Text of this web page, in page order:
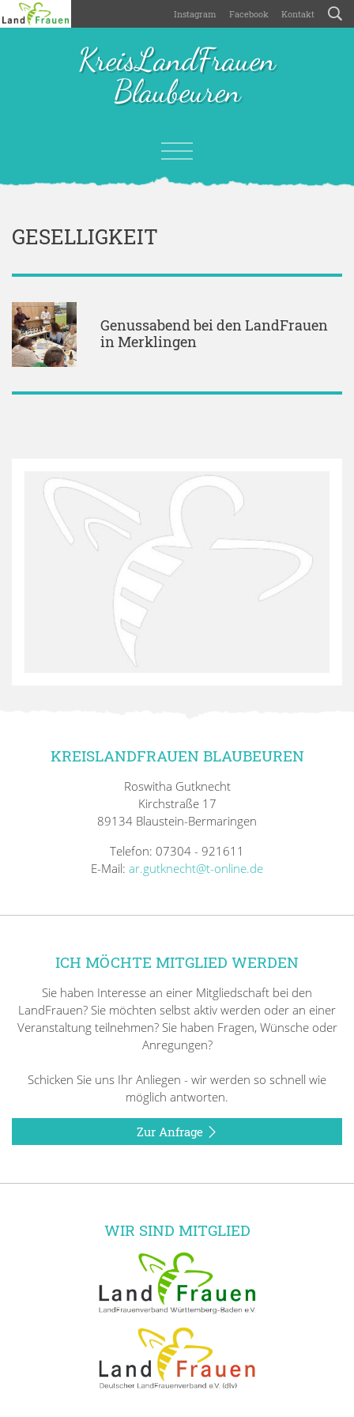
Instagram Facebook Kontakt
KreisLandFrauen
Blaubeuren
GESELLIGKEIT
Genussabend bei den LandFrauen
in Merklingen
KREISLANDFRAUEN BLAUBEUREN
Roswitha Gutknecht
Kirchstraße 17
89134 Blaustein-Bermaringen
Telefon: 07304 - 921611
E-Mail: ar.gutknecht@t-online.de
ICH MÖCHTE MITGLIED WERDEN
Sie haben Interesse an einer Mitgliedschaft bei den
LandFrauen? Sie möchten selbst aktiv werden oder an einer
Veranstaltung teilnehmen? Sie haben Fragen, Wünsche oder
Anregungen?
Schicken Sie uns Ihr Anliegen - wir werden so schnell wie
möglich antworten.
Zur Anfrage
WIR SIND MITGLIED